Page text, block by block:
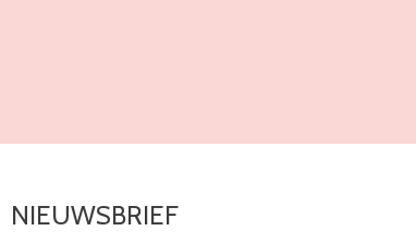
NIEUWSBRIEF